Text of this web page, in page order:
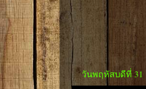
วันพฤหัสบดีที่ 31